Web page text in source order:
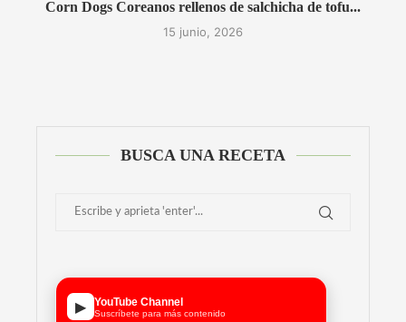
Corn Dogs Coreanos rellenos de salchicha de tofu...
15 junio, 2026
BUSCA UNA RECETA
▶ YouTube Channel
Suscríbete para más contenido